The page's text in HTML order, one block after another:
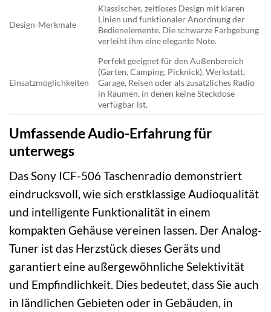
Design-Merkmale
Klassisches, zeitloses Design mit klaren
Linien und funktionaler Anordnung der
Bedienelemente. Die schwarze Farbgebung
verleiht ihm eine elegante Note.
Einsatzmöglichkeiten
Perfekt geeignet für den Außenbereich
(Garten, Camping, Picknick), Werkstatt,
Garage, Reisen oder als zusätzliches Radio
in Räumen, in denen keine Steckdose
verfügbar ist.
Umfassende Audio-Erfahrung für
unterwegs
Das Sony ICF-506 Taschenradio demonstriert
eindrucksvoll, wie sich erstklassige Audioqualität
und intelligente Funktionalität in einem
kompakten Gehäuse vereinen lassen. Der Analog-
Tuner ist das Herzstück dieses Geräts und
garantiert eine außergewöhnliche Selektivität
und Empfindlichkeit. Dies bedeutet, dass Sie auch
in ländlichen Gebieten oder in Gebäuden, in